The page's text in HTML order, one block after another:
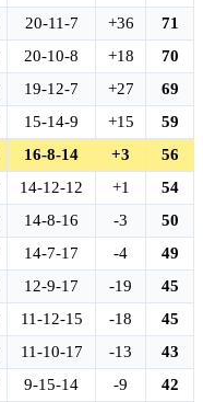
20-11-7 +36
71
20-10-8 +18
70
19-12-7 +27
69
15-14-9 +15
59
16-8-14 +3
56
14-12-12 +1
54
14-8-16 -3
50
14-7-17 -4
49
12-9-17 -19
45
11-12-15 -18
45
11-10-17 -13
43
9-15-14 -9
42